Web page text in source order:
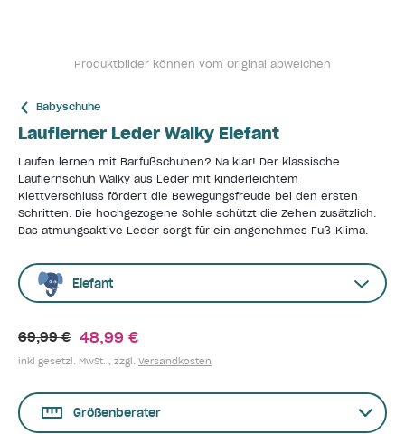
Produktbilder können vom Original abweichen
Babyschuhe
Lauflerner Leder Walky Elefant
Laufen lernen mit Barfußschuhen? Na klar! Der klassische
Lauflernschuh Walky aus Leder mit kinderleichtem
Klettverschluss fördert die Bewegungsfreude bei den ersten
Schritten. Die hochgezogene Sohle schützt die Zehen zusätzlich.
Das atmungsaktive Leder sorgt für ein angenehmes Fuß-Klima.
Elefant
69,99 € 48,99 €
inkl gesetzl. MwSt. , zzgl. Versandkosten
Größenberater